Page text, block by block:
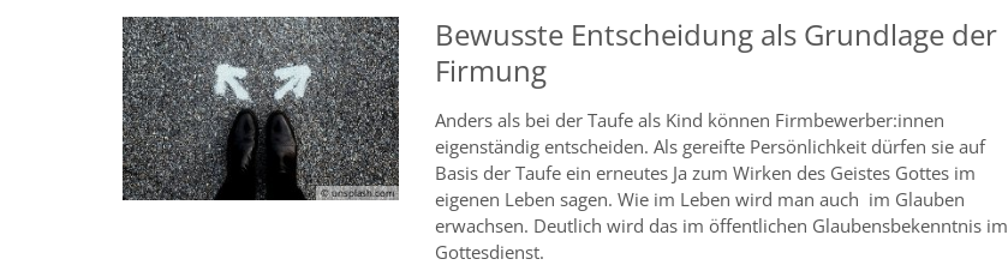
© unsplash.com
Bewusste Entscheidung als Grundlage der
Firmung
Anders als bei der Taufe als Kind können Firmbewerber:innen
eigenständig entscheiden. Als gereifte Persönlichkeit dürfen sie auf
Basis der Taufe ein erneutes Ja zum Wirken des Geistes Gottes im
eigenen Leben sagen. Wie im Leben wird man auch im Glauben
erwachsen. Deutlich wird das im öffentlichen Glaubensbekenntnis im
Gottesdienst.